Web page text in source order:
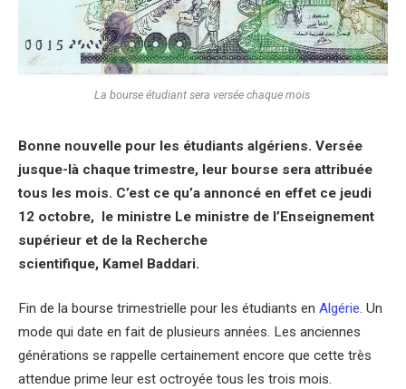
La bourse étudiant sera versée chaque mois
Bonne nouvelle pour les étudiants algériens. Versée
jusque-là chaque trimestre, leur bourse sera attribuée
tous les mois. C’est ce qu’a annoncé en effet ce jeudi
12 octobre, le ministre Le ministre de l’Enseignement
supérieur et de la Recherche
scientifique, Kamel Baddari.
Fin de la bourse trimestrielle pour les étudiants en Algérie. Un
mode qui date en fait de plusieurs années. Les anciennes
générations se rappelle certainement encore que cette très
attendue prime leur est octroyée tous les trois mois.